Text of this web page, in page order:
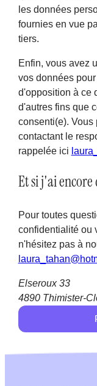
les données
fournies en vue
tiers.
Enfin, vous avez
vos données
d'opposition à ce
d'autres fins que
consenti(e). Vous
contactant le
rappelée ici
Et si j'ai encore
Pour toutes
confidentialité ou
n'hésitez pas à
Elseroux 33
4890 Thimister-